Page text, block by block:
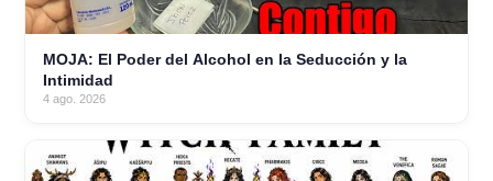
MOJA: El Poder del Alcohol en la Seducción y la
Intimidad
4 ago. 2026